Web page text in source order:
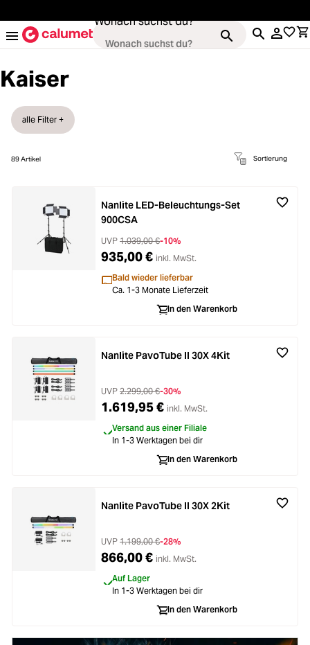
Wonach suchst du?
Kameras
Stative & Gimbals
Taschen
Licht & Studio
Bildbearbeitung
Ferngläser
SALE
Kaiser
89Artikel Sortierung
alle Filter +
Nanlite LED-Beleuchtungs-Set
900CSA
UVP 1.039,00 €-10%
935,00 € inkl. MwSt.
Bald wieder lieferbar
Ca. 1-3 Monate Lieferzeit
In den Warenkorb
Nanlite PavoTube II 30X 4Kit
UVP 2.299,00 €-30%
1.619,95 € inkl. MwSt.
Versand aus einer Filiale
In 1-3 Werktagen bei dir
In den Warenkorb
Nanlite PavoTube II 30X 2Kit
UVP 1.199,00 €-28%
866,00 € inkl. MwSt.
Auf Lager
In 1-3 Werktagen bei dir
In den Warenkorb